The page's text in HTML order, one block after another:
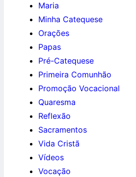
Maria
Minha Catequese
Orações
Papas
Pré-Catequese
Primeira Comunhão
Promoção Vocacional
Quaresma
Reflexão
Sacramentos
Vida Cristã
Vídeos
Vocação